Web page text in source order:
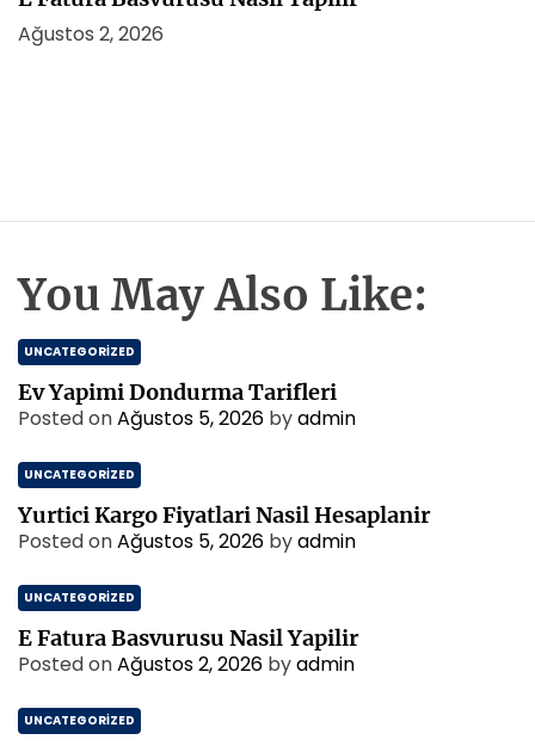
Ağustos 2, 2026
You May Also Like:
UNCATEGORIZED
Ev Yapimi Dondurma Tarifleri
Posted onAğustos 5, 2026 byadmin
UNCATEGORIZED
Yurtici Kargo Fiyatlari Nasil Hesaplanir
Posted onAğustos 5, 2026 byadmin
UNCATEGORIZED
E Fatura Basvurusu Nasil Yapilir
Posted onAğustos 2, 2026 byadmin
UNCATEGORIZED